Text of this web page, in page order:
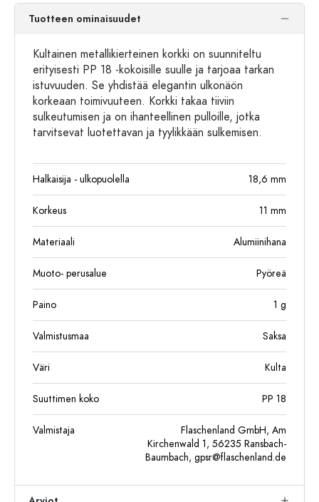
Tuotteen ominaisuudet
Kultainen metallikierteinen korkki on suunniteltu
erityisesti PP 18 -kokoisille suulle ja tarjoaa tarkan
istuvuuden. Se yhdistää elegantin ulkonäön
korkeaan toimivuuteen. Korkki takaa tiiviin
sulkeutumisen ja on ihanteellinen pulloille, jotka
tarvitsevat luotettavan ja tyylikkään sulkemisen.
Halkaisija - ulkopuolella 18,6 mm
Korkeus 11 mm
Materiaali Alumiinihana
Muoto- perusalue Pyöreä
Paino 1 g
Valmistusmaa Saksa
Väri Kulta
Suuttimen koko PP 18
Valmistaja
Flaschenland GmbH, Am
Kirchenwald 1, 56235 Ransbach-
Baumbach, gpsr@flaschenland.de